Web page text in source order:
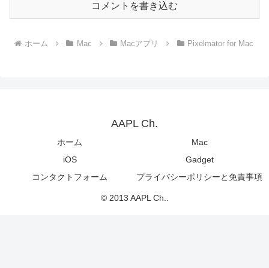
コメントを書き込む
ホーム Mac Macアプリ Pixelmator for Mac
AAPL Ch.
ホーム
Mac
iOS
Gadget
コンタクトフォーム
プライバシーポリシーと免責事項
© 2013 AAPL Ch..